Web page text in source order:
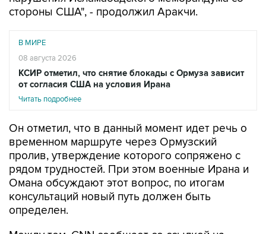
В МИРЕ
КСИР отметил, что снятие блокады с Ормуза зависит
от согласия США на условия Ирана
Читать подробнее
Он отметил, что в данный момент идет речь о
пролив, утверждение которого сопряжено с
рядом трудностей. При этом военные Ирана и
Омана обсуждают этот вопрос, по итогам
консультаций новый путь должен быть
определен.
Между тем, CNN сообщает со ссылкой на